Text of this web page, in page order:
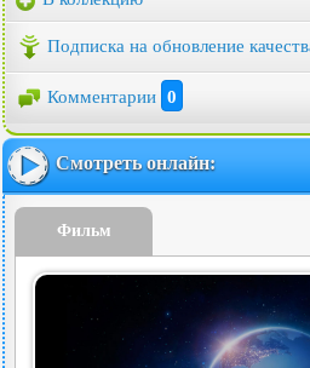
Подписка на обновление
Комментарии 0
Смотреть онлайн:
Фильм